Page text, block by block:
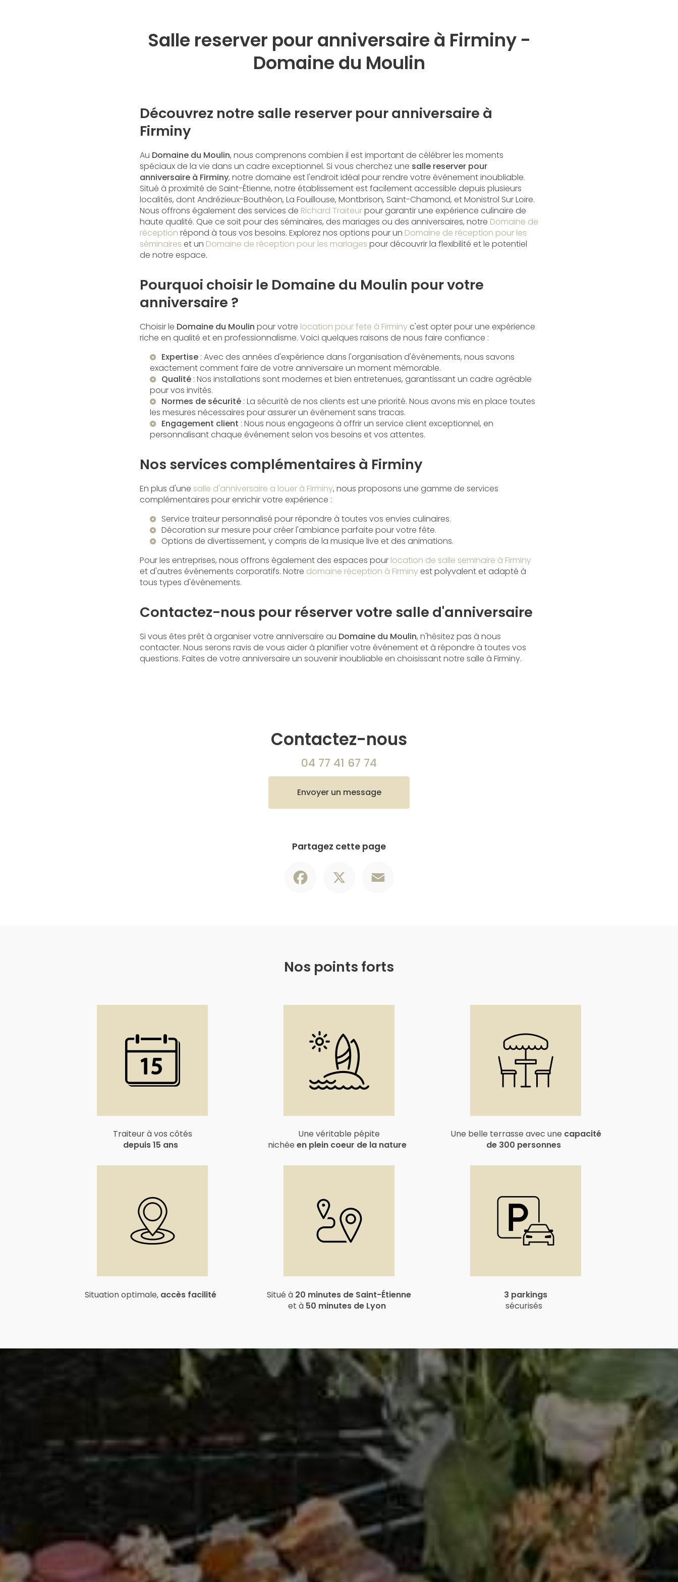
Salle reserver pour anniversaire à Firminy -
Domaine du Moulin
Découvrez notre salle reserver pour anniversaire à
Firminy
Au Domaine du Moulin, nous comprenons combien il est important de célébrer les moments
spéciaux de la vie dans un cadre exceptionnel. Si vous cherchez une salle reserver pour
anniversaire à Firminy, notre domaine est l'endroit idéal pour rendre votre événement inoubliable.
Situé à proximité de Saint-Étienne, notre établissement est facilement accessible depuis plusieurs
localités, dont Andrézieux-Bouthéon, La Fouillouse, Montbrison, Saint-Chamond, et Monistrol Sur Loire.
Nous offrons également des services de Richard Traiteurpour garantir une expérience culinaire de
haute qualité. Que ce soit pour des séminaires, des mariages ou des anniversaires, notre Domaine de
réception répond à tous vos besoins. Explorez nos options pour un Domaine de réception pour les
séminaires et un Domaine de réception pour les mariages pour découvrir la flexibilité et le potentiel
de notre espace.
Pourquoi choisir le Domaine du Moulin pour votre
anniversaire ?
Choisir le Domaine du Moulin pour votre location pour fete à Firminyc'est opter pour une expérience
riche en qualité et en professionnalisme. Voici quelques raisons de nous faire confiance :
Expertise : Avec des années d'expérience dans l'organisation d'événements, nous savons
exactement comment faire de votre anniversaire un moment mémorable.
Qualité : Nos installations sont modernes et bien entretenues, garantissant un cadre agréable
pour vos invités.
Normes de sécurité : La sécurité de nos clients est une priorité. Nous avons mis en place toutes
les mesures nécessaires pour assurer un événement sans tracas.
Engagement client : Nous nous engageons à offrir un service client exceptionnel, en
personnalisant chaque événement selon vos besoins et vos attentes.
Nos services complémentaires à Firminy
En plus d'une salle d'anniversaire a louer à Firminy, nous proposons une gamme de services
complémentaires pour enrichir votre expérience :
Service traiteur personnalisé pour répondre à toutes vos envies culinaires.
Décoration sur mesure pour créer l'ambiance parfaite pour votre fête.
Options de divertissement, y compris de la musique live et des animations.
Pour les entreprises, nous offrons également des espaces pour location de salle seminaire à Firminy
et d'autres événements corporatifs. Notre domaine réception à Firminyest polyvalent et adapté à
tous types d'événements.
Contactez-nous pour réserver votre salle d'anniversaire
Si vous êtes prêt à organiser votre anniversaire au Domaine du Moulin, n'hésitez pas à nous
contacter. Nous serons ravis de vous aider à planifier votre événement et à répondre à toutes vos
questions. Faites de votre anniversaire un souvenir inoubliable en choisissant notre salle à Firminy.
Contactez-nous
04 77 41 67 74
Envoyer un message
Partagez cette page
Nos points forts
Traiteur à vos côtés
depuis 15 ans
Une véritable pépite
nichée en plein coeur de la nature
Une belle terrasse avec une capacité
de 300 personnes
Situation optimale, accès facilité Situé à 20 minutes de Saint-Étienne
et à 50 minutes de Lyon
3 parkings
sécurisés